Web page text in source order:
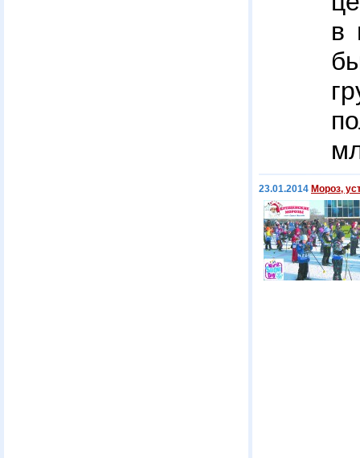
в
23.01.2014 Мороз,